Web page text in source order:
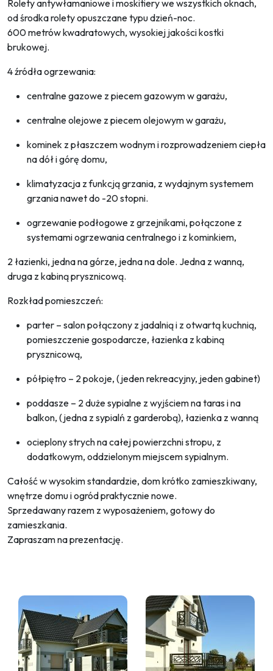
Rolety antywłamaniowe i moskitiery we wszystkich oknach,
od środka rolety opuszczane typu dzień-noc.
600 metrów kwadratowych, wysokiej jakości kostki
brukowej.
4 źródła ogrzewania:
centralne gazowe z piecem gazowym w garażu,
centralne olejowe z piecem olejowym w garażu,
kominek z płaszczem wodnym i rozprowadzeniem ciepła
na dół i górę domu,
klimatyzacja z funkcją grzania, z wydajnym systemem
grzania nawet do -20 stopni.
ogrzewanie podłogowe z grzejnikami, połączone z
systemami ogrzewania centralnego i z kominkiem,
2 łazienki, jedna na górze, jedna na dole. Jedna z wanną,
druga z kabiną prysznicową.
Rozkład pomieszczeń:
parter – salon połączony z jadalnią i z otwartą kuchnią,
pomieszczenie gospodarcze, łazienka z kabiną
prysznicową,
półpiętro – 2 pokoje, (jeden rekreacyjny, jeden gabinet)
poddasze – 2 duże sypialne z wyjściem na taras i na
balkon, (jedna z sypialń z garderobą), łazienka z wanną
ocieplony strych na całej powierzchni stropu, z
dodatkowym, oddzielonym miejscem sypialnym.
Całość w wysokim standardzie, dom krótko zamieszkiwany,
wnętrze domu i ogród praktycznie nowe.
Sprzedawany razem z wyposażeniem, gotowy do
zamieszkania.
Zapraszam na prezentację.